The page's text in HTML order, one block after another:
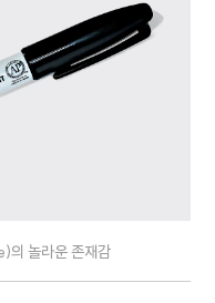
의 놀라운 존재감